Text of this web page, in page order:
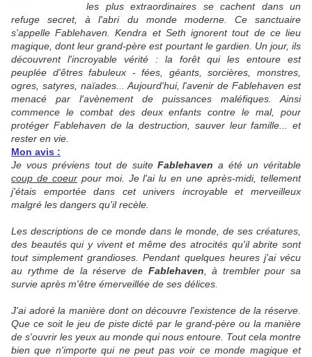
les plus extraordinaires se cachent dans un
refuge secret, à l'abri du monde moderne. Ce sanctuaire
s'appelle Fablehaven. Kendra et Seth ignorent tout de ce lieu
magique, dont leur grand-père est pourtant le gardien. Un jour, ils
découvrent l'incroyable vérité : la forêt qui les entoure est
peuplée d'êtres fabuleux - fées, géants, sorcières, monstres,
ogres, satyres, naïades... Aujourd'hui, l'avenir de Fablehaven est
menacé par l'avènement de puissances maléfiques. Ainsi
commence le combat des deux enfants contre le mal, pour
protéger Fablehaven de la destruction, sauver leur famille... et
rester en vie.
Mon avis :
Je vous préviens tout de suiteFablehavena été un véritable
coup de coeurpour moi. Je l'ai lu en une après-midi, tellement
j'étais emportée dans cet univers incroyable et merveilleux
malgré les dangers qu'il recèle.
Les descriptions de ce monde dans le monde, de ses créatures,
des beautés qui y vivent et même des atrocités qu'il abrite sont
tout simplement grandioses. Pendant quelques heures j'ai vécu
au rythme de la réserve de Fablehaven , à trembler pour sa
survie après m'être émerveillée de ses délices.
J'ai adoré la manière dont on découvre l'existence de la réserve.
Que ce soit le jeu de piste dicté par le grand-père ou la manière
de s'ouvrir les yeux au monde qui nous entoure. Tout cela montre
bien que n'importe qui ne peut pas voir ce monde magique et